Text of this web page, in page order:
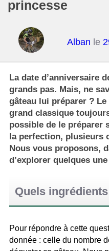
princesse
Alban le
La date d’anniversaire
grands pas. Mais, ne
gâteau lui préparer ?
grand classique
possible de le préparer
la perfection, plusieurs
Nous vous proposons,
d’explorer quelques
Quels
Pour répondre à cette
donnée : celle du nombre